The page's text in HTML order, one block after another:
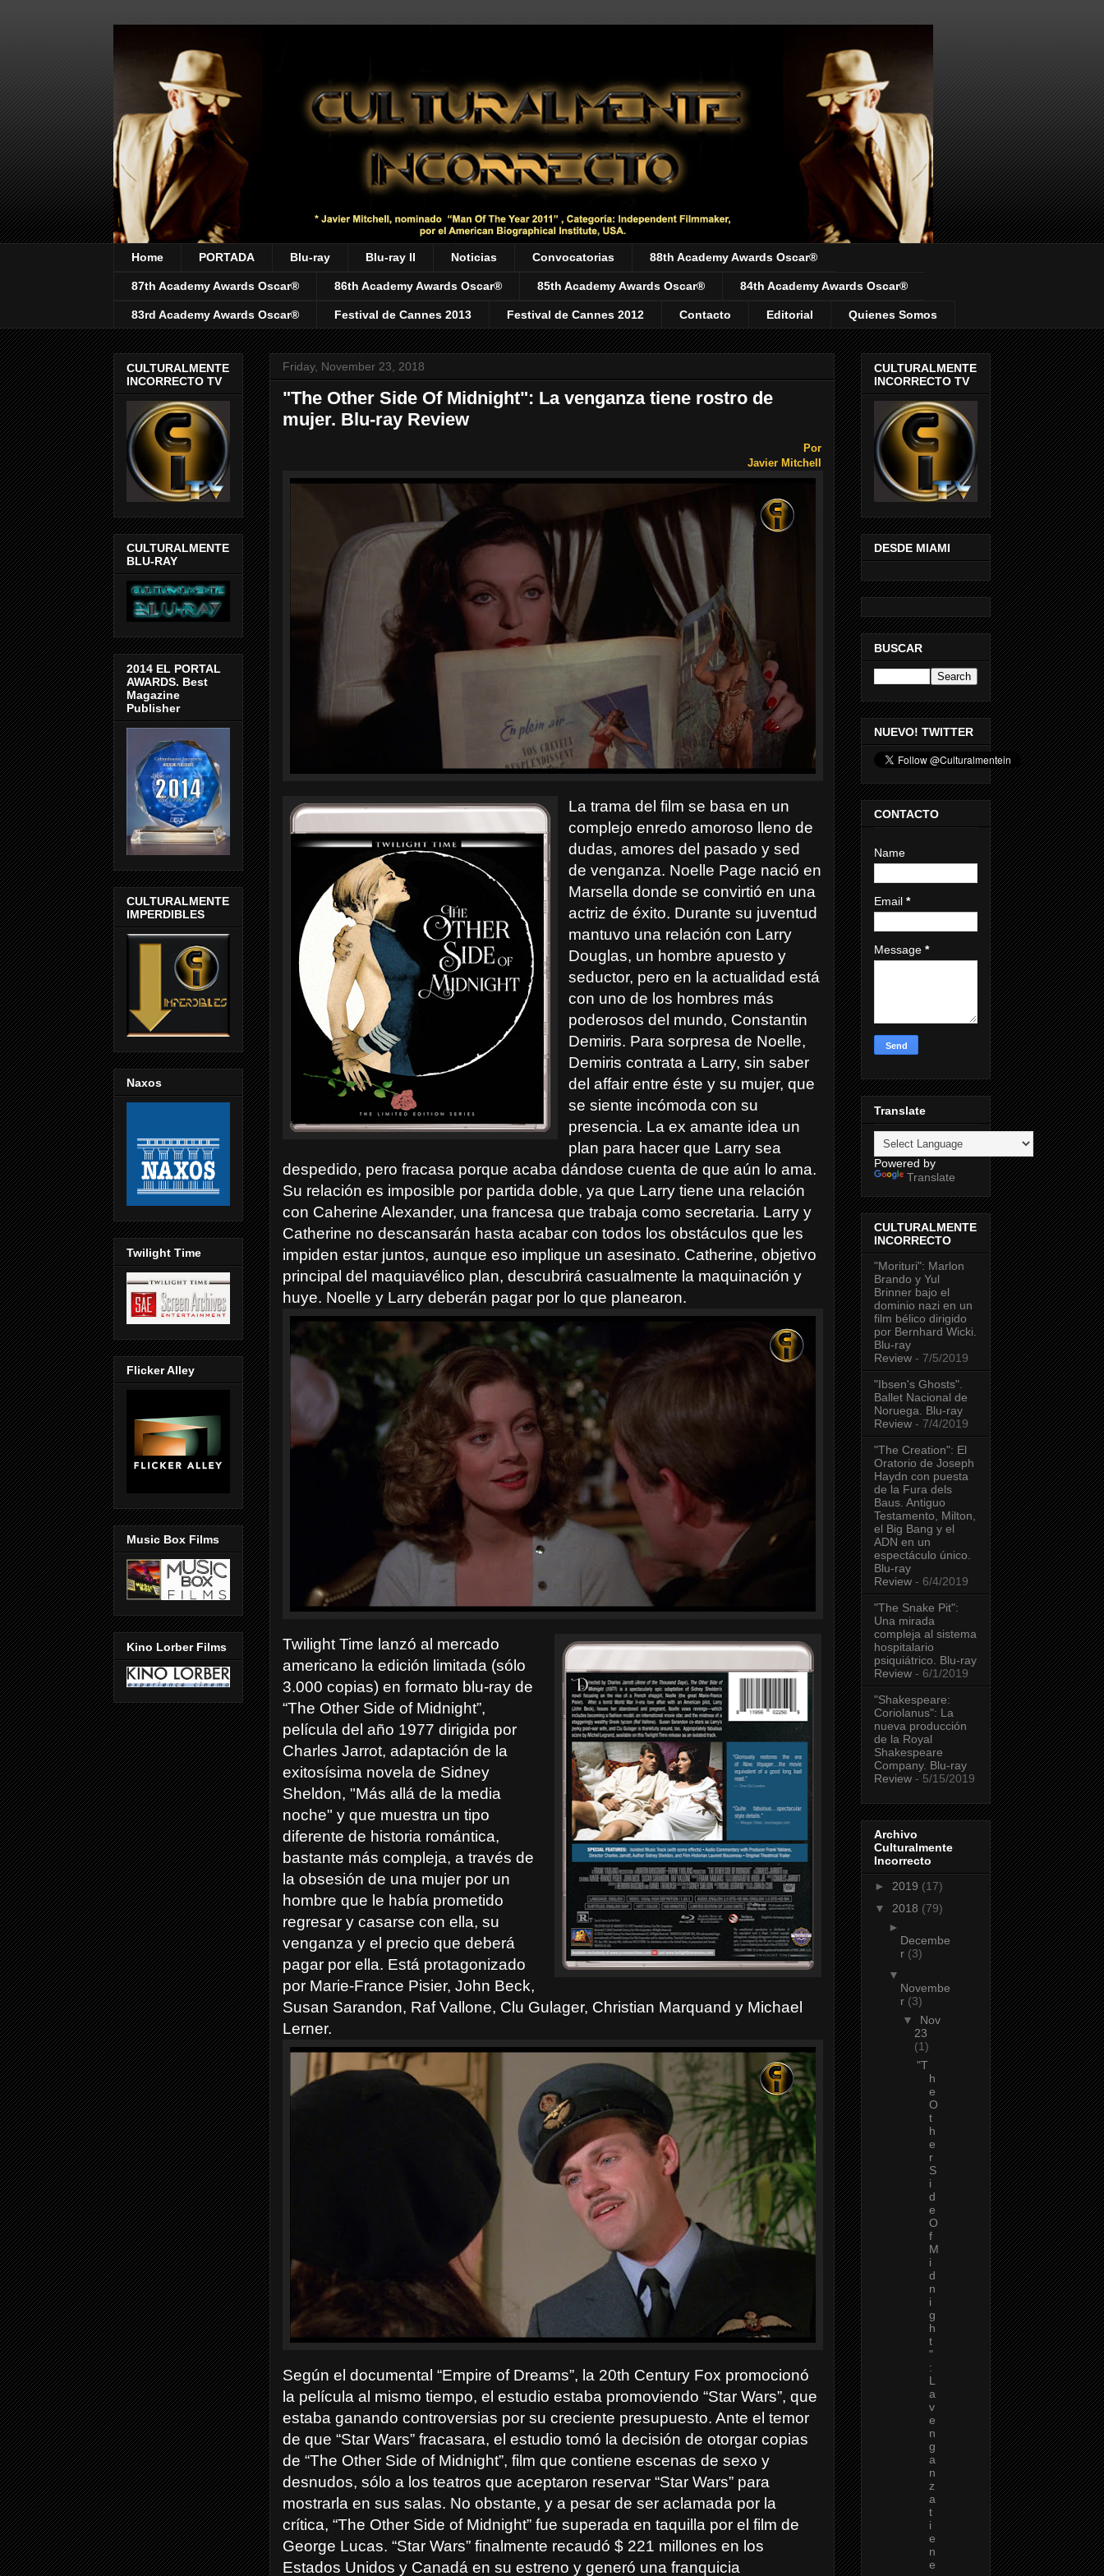
Home PORTADA Blu-ray Blu-ray II Noticias Convocatorias 88th Academy Awards Oscar®
87th Academy Awards Oscar® 86th Academy Awards Oscar® 85th Academy Awards Oscar® 84th Academy Awards Oscar®
83rd Academy Awards Oscar® Festival de Cannes 2013 Festival de Cannes 2012 Contacto Editorial Quienes Somos
Friday, November 23, 2018
"The Other Side Of Midnight": La venganza tiene rostro de
mujer. Blu-ray Review
Por
Javier Mitchell
La trama del film se basa en un
complejo enredo amoroso lleno de
dudas, amores del pasado y sed
de venganza. Noelle Page nació en
Marsella donde se convirtió en una
actriz de éxito. Durante su juventud
mantuvo una relación con Larry
Douglas, un hombre apuesto y
seductor, pero en la actualidad está
con uno de los hombres más
poderosos del mundo, Constantin
Demiris. Para sorpresa de Noelle,
Demiris contrata a Larry, sin saber
del affair entre éste y su mujer, que
se siente incómoda con su
presencia. La ex amante idea un
plan para hacer que Larry sea
despedido, pero fracasa porque acaba dándose cuenta de que aún lo ama.
Su relación es imposible por partida doble, ya que Larry tiene una relación
con Caherine Alexander, una francesa que trabaja como secretaria. Larry y
Catherine no descansarán hasta acabar con todos los obstáculos que les
impiden estar juntos, aunque eso implique un asesinato. Catherine, objetivo
principal del maquiavélico plan, descubrirá casualmente la maquinación y
huye. Noelle y Larry deberán pagar por lo que planearon.
Twilight Time lanzó al mercado
americano la edición limitada (sólo
3.000 copias) en formato blu-ray de
“The Other Side of Midnight”,
película del año 1977 dirigida por
Charles Jarrot, adaptación de la
exitosísima novela de Sidney
Sheldon, "Más allá de la media
noche" y que muestra un tipo
diferente de historia romántica,
bastante más compleja, a través de
la obsesión de una mujer por un
hombre que le había prometido
regresar y casarse con ella, su
venganza y el precio que deberá
pagar por ella. Está protagonizado
por Marie-France Pisier, John Beck,
Susan Sarandon, Raf Vallone, Clu Gulager, Christian Marquand y Michael
Lerner.
Según el documental “Empire of Dreams”, la 20th Century Fox promocionó
la película al mismo tiempo, el estudio estaba promoviendo “Star Wars”, que
estaba ganando controversias por su creciente presupuesto. Ante el temor
de que “Star Wars” fracasara, el estudio tomó la decisión de otorgar copias
de “The Other Side of Midnight”, film que contiene escenas de sexo y
desnudos, sólo a los teatros que aceptaron reservar “Star Wars” para
mostrarla en sus salas. No obstante, y a pesar de ser aclamada por la
crítica, “The Other Side of Midnight” fue superada en taquilla por el film de
George Lucas. “Star Wars” finalmente recaudó $ 221 millones en los
Estados Unidos y Canadá en su estreno y generó una franquicia
CULTURALMENTE
INCORRECTO TV
CULTURALMENTE
BLU-RAY
2014 EL PORTAL
AWARDS. Best
Magazine
Publisher
CULTURALMENTE
IMPERDIBLES
Naxos
Twilight Time
Flicker Alley
Music Box Films
Kino Lorber Films
CULTURALMENTE
INCORRECTO TV
DESDE MIAMI
BUSCAR
NUEVO! TWITTER
CONTACTO
Name
Email *
Message *
Translate
Powered by
Translate
CULTURALMENTE
INCORRECTO
"Morituri": Marlon
Brando y Yul
Brinner bajo el
dominio nazi en un
film bélico dirigido
por Bernhard Wicki.
Blu-ray
Review - 7/5/2019
"Ibsen's Ghosts".
Ballet Nacional de
Noruega. Blu-ray
Review - 7/4/2019
"The Creation": El
Oratorio de Joseph
Haydn con puesta
de la Fura dels
Baus. Antiguo
Testamento, Milton,
el Big Bang y el
ADN en un
espectáculo único.
Blu-ray
Review - 6/4/2019
"The Snake Pit":
Una mirada
compleja al sistema
hospitalario
psiquiátrico. Blu-ray
Review - 6/1/2019
"Shakespeare:
Coriolanus": La
nueva producción
de la Royal
Shakespeare
Company. Blu-ray
Review - 5/15/2019
Archivo
Culturalmente
Incorrecto
► 2019 (17)
▼ 2018 (79)
►
Decembe
r (3)
▼
Novembe
r (3)
▼ Nov
23
(1)
"T
h
e
O
t
h
e
r
S
i
d
e
O
f
M
i
d
n
i
g
h
t
"
:
L
a
v
e
n
g
a
n
z
a
t
i
e
n
e